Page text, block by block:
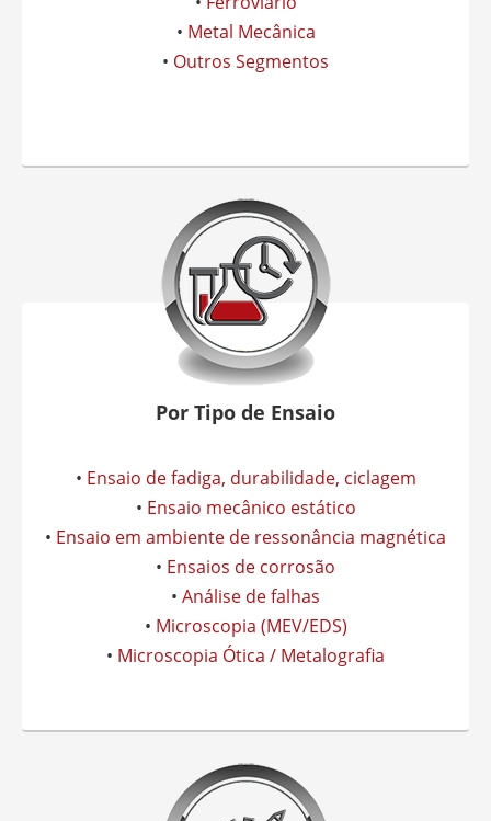
• Metal Mecânica
• Outros Segmentos
Por Tipo de Ensaio
• Ensaio de fadiga, durabilidade, ciclagem
• Ensaio mecânico estático
• Ensaio em ambiente de ressonância magnética
• Ensaios de corrosão
• Análise de falhas
• Microscopia (MEV/EDS)
• Microscopia Ótica / Metalografia